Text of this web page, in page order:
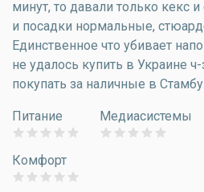
минут, то давали только кекс
и посадки нормальные,
Единственное что убивает
не удалось купить в Украине
покупать за наличные в
Питание Медиасистемы
Комфорт